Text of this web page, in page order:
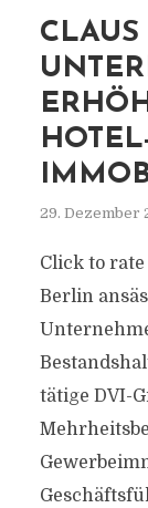
CLAUS
29. Dezember
Click to
Berlin
tätige DVI-